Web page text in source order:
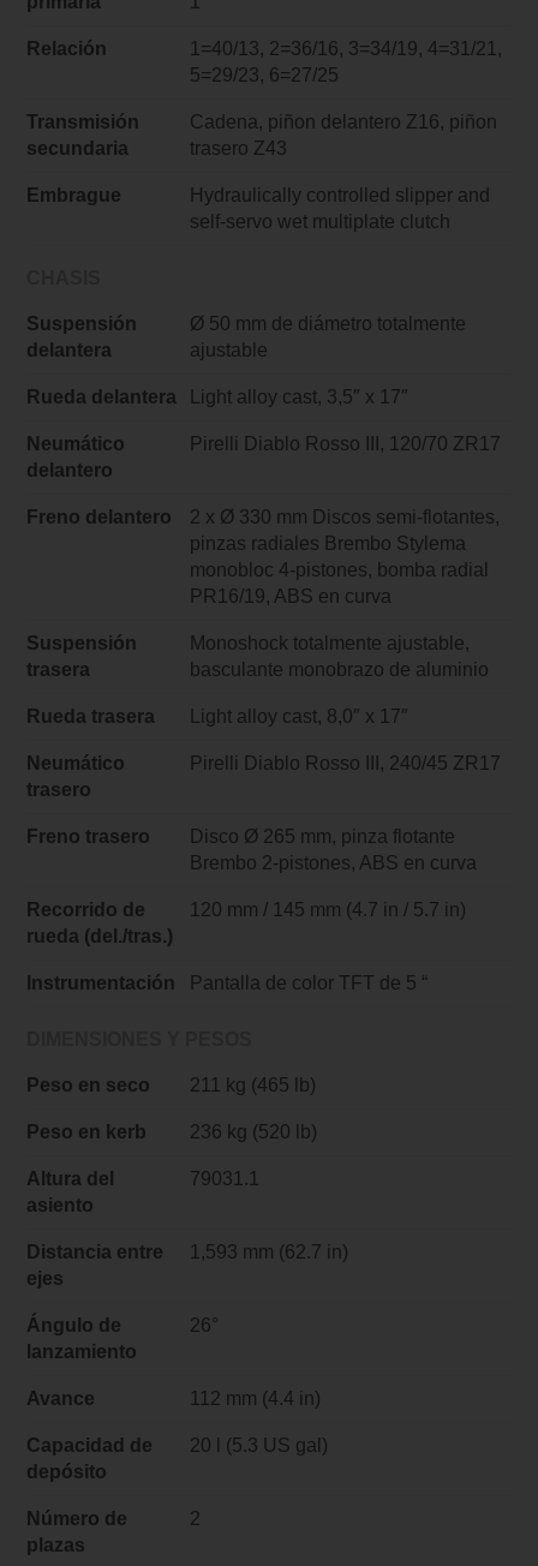
Relación
1=40/13, 2=36/16, 3=34/19, 4=31/21,
5=29/23, 6=27/25
Transmisión
secundaria
Cadena, piñon delantero Z16, piñon
trasero Z43
Embrague
Hydraulically controlled slipper and
self-servo wet multiplate clutch
Suspensión
delantera
Ø 50 mm de diámetro totalmente
ajustable
Rueda delantera Light alloy cast, 3,5″ x 17″
Neumático
delantero
Pirelli Diablo Rosso III, 120/70 ZR17
Freno delantero
2 x Ø 330 mm Discos semi-flotantes,
pinzas radiales Brembo Stylema
monobloc 4-pistones, bomba radial
PR16/19, ABS en curva
Suspensión
trasera
Monoshock totalmente ajustable,
basculante monobrazo de aluminio
Rueda trasera Light alloy cast, 8,0″ x 17″
Neumático
trasero
Pirelli Diablo Rosso III, 240/45 ZR17
Freno trasero
Disco Ø 265 mm, pinza flotante
Brembo 2-pistones, ABS en curva
Recorrido de
rueda (del./tras.)
120 mm / 145 mm (4.7 in / 5.7 in)
Instrumentación Pantalla de color TFT de 5 “
Peso en seco 211 kg (465 lb)
Peso en kerb 236 kg (520 lb)
Altura del
asiento
79031.1
Distancia entre
ejes
1,593 mm (62.7 in)
Ángulo de
lanzamiento
26°
Avance 112 mm (4.4 in)
Capacidad de
depósito
20 l (5.3 US gal)
Número de
plazas
2